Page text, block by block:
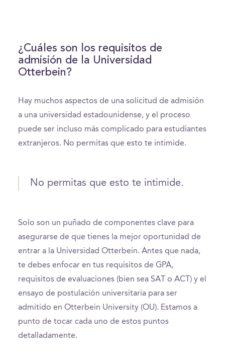
¿Cuáles son los requisitos de
admisión de la Universidad
Otterbein?
Hay muchos aspectos de una solicitud de admisión
a una universidad estadounidense, y el proceso
puede ser incluso más complicado para estudiantes
extranjeros. No permitas que esto te intimide.
No permitas que esto te intimide.
Solo son un puñado de componentes clave para
asegurarse de que tienes la mejor oportunidad de
entrar a la Universidad Otterbein. Antes que nada,
te debes enfocar en tus requisitos de GPA,
requisitos de evaluaciones (bien sea SAT o ACT) y el
ensayo de postulación universitaria para ser
admitido en Otterbein University (OU). Estamos a
punto de tocar cada uno de estos puntos
detalladamente.